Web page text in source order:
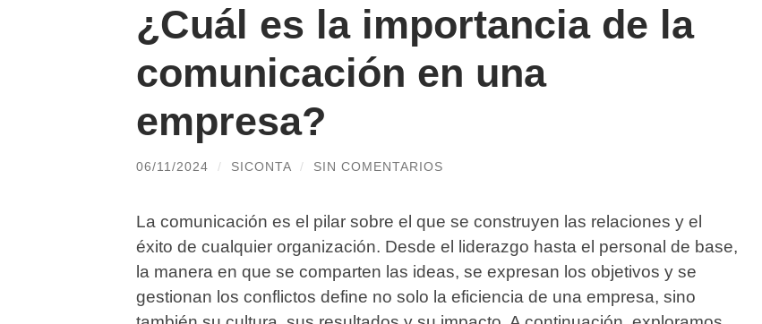
¿Cuál es la importancia de la
comunicación en una
empresa?
06/11/2024 / SICONTA / SIN COMENTARIOS
La comunicación es el pilar sobre el que se construyen las relaciones y el
éxito de cualquier organización. Desde el liderazgo hasta el personal de base,
la manera en que se comparten las ideas, se expresan los objetivos y se
gestionan los conflictos define no solo la eficiencia de una empresa, sino